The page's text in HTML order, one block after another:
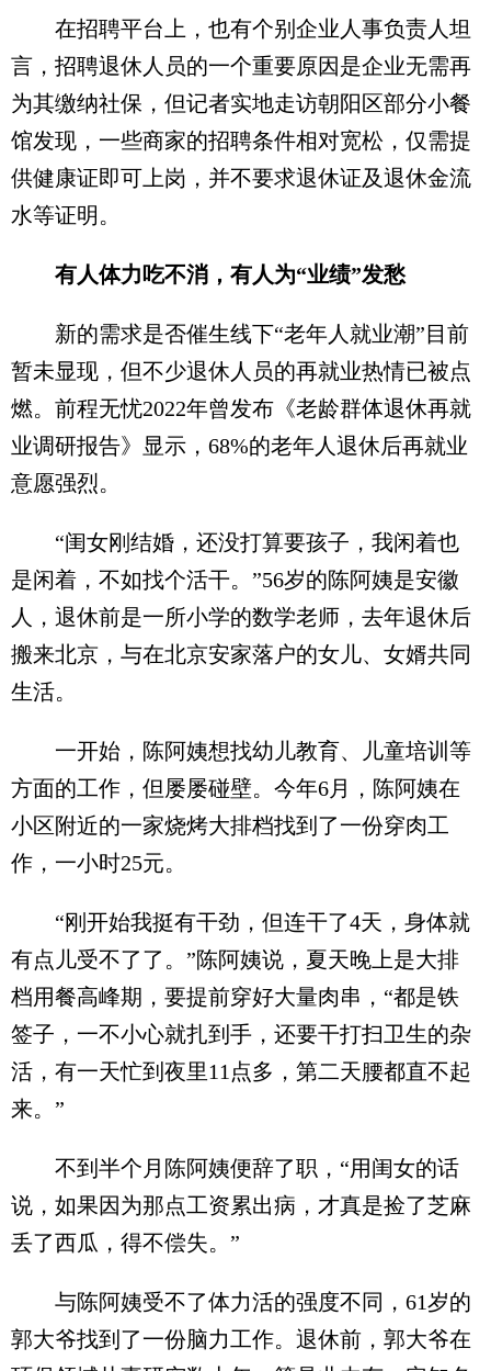
在招聘平台上，也有个别企业人事负责人坦
言，招聘退休人员的一个重要原因是企业无需再
为其缴纳社保，但记者实地走访朝阳区部分小餐
馆发现，一些商家的招聘条件相对宽松，仅需提
供健康证即可上岗，并不要求退休证及退休金流
水等证明。
有人体力吃不消，有人为“业绩”发愁
新的需求是否催生线下“老年人就业潮”目前
暂未显现，但不少退休人员的再就业热情已被点
燃。前程无忧2022年曾发布《老龄群体退休再就
业调研报告》显示，68%的老年人退休后再就业
意愿强烈。
“闺女刚结婚，还没打算要孩子，我闲着也
是闲着，不如找个活干。”56岁的陈阿姨是安徽
人，退休前是一所小学的数学老师，去年退休后
搬来北京，与在北京安家落户的女儿、女婿共同
生活。
一开始，陈阿姨想找幼儿教育、儿童培训等
方面的工作，但屡屡碰壁。今年6月，陈阿姨在
小区附近的一家烧烤大排档找到了一份穿肉工
作，一小时25元。
“刚开始我挺有干劲，但连干了4天，身体就
有点儿受不了了。”陈阿姨说，夏天晚上是大排
档用餐高峰期，要提前穿好大量肉串，“都是铁
签子，一不小心就扎到手，还要干打扫卫生的杂
活，有一天忙到夜里11点多，第二天腰都直不起
来。”
不到半个月陈阿姨便辞了职，“用闺女的话
说，如果因为那点工资累出病，才真是捡了芝麻
丢了西瓜，得不偿失。”
与陈阿姨受不了体力活的强度不同，61岁的
郭大爷找到了一份脑力工作。退休前，郭大爷在